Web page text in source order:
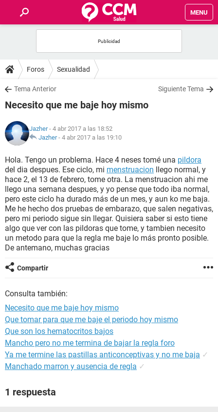
MENU
FOROS
SALUD
NUTRICIÓN
BIENESTAR
SEXUALIDAD
GLOSARIO
Foros Sexualidad
Tema Anterior Siguiente Tema
Necesito que me baje hoy mismo
Jazher- 4 abr 2017 a las 18:52
Jazher- 4 abr 2017 a las 19:10
Hola. Tengo un problema. Hace 4 neses tomé una pildora
del dia despues. Ese ciclo, mi menstruacion llego normal, y
hace 2, el 13 de febrero, tome otra. La menstruacion ahi me
llego una semana despues, y yo pense que todo iba normal,
pero este ciclo ha durado más de un mes, y aun ko me baja.
Me he hecho dos pruebas de embarazo, que salen negativas,
pero mi periodo sigue sin llegar. Quisiera saber si esto tiene
algo que ver con las pildoras que tome, y tambien necesito
un metodo para que la regla me baje lo más pronto posible.
De antemano, muchas gracias
Compartir
Consulta también:
Necesito que me baje hoy mismo
Que tomar para que me baje el periodo hoy mismo
Que son los hematocritos bajos
Mancho pero no me termina de bajar la regla foro
Ya me termine las pastillas anticonceptivas y no me baja ✓
Manchado marron y ausencia de regla ✓
1 respuesta